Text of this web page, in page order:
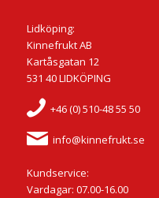
Lidköping:
Kinnefrukt AB
Kartåsgatan 12
531 40 LIDKÖPING
+46 (0) 510-48 55 50
info@kinnefrukt.se
Kundservice:
Vardagar: 07.00-16.00